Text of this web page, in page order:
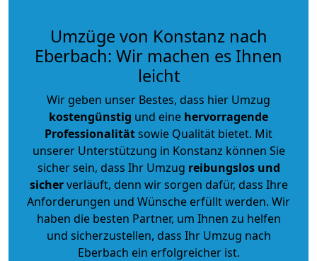
Umzüge von Konstanz nach
Eberbach: Wir machen es Ihnen
leicht
Wir geben unser Bestes, dass hier Umzug
kostengünstig und eine hervorragende
Professionalitätsowie Qualität bietet. Mit
unserer Unterstützung in Konstanz können Sie
sicher sein, dass Ihr Umzug reibungslos und
sicherverläuft, denn wir sorgen dafür, dass Ihre
Anforderungen und Wünsche erfüllt werden. Wir
haben die besten Partner, um Ihnen zu helfen
und sicherzustellen, dass Ihr Umzug nach
Eberbach ein erfolgreicher ist.